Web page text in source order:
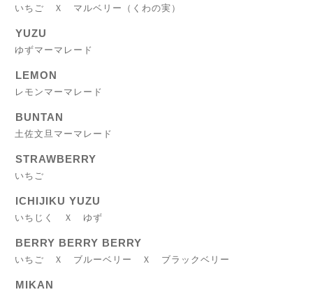
いちご Ｘ マルベリー（くわの実）
YUZU
ゆずマーマレード
LEMON
レモンマーマレード
BUNTAN
土佐文旦マーマレード
STRAWBERRY
いちご
ICHIJIKU YUZU
いちじく Ｘ ゆず
BERRY BERRY BERRY
いちご Ｘ ブルーベリー Ｘ ブラックベリー
MIKAN